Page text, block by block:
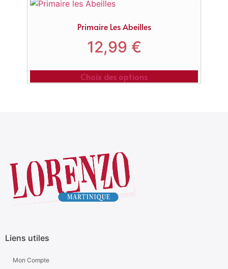
Primaire Les Abeilles
12,99 €
Choix des options
Liens utiles
Mon Compte